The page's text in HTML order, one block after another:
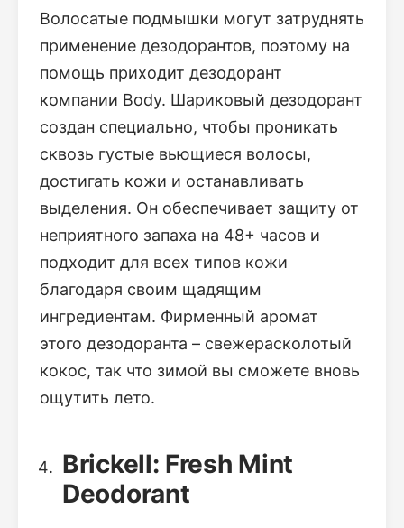
Волосатые подмышки могут затруднять
применение дезодорантов, поэтому на
помощь приходит дезодорант
компании Body. Шариковый дезодорант
создан специально, чтобы проникать
сквозь густые вьющиеся волосы,
достигать кожи и останавливать
выделения. Он обеспечивает защиту от
неприятного запаха на 48+ часов и
подходит для всех типов кожи
благодаря своим щадящим
ингредиентам. Фирменный аромат
этого дезодоранта – свежерасколотый
кокос, так что зимой вы сможете вновь
ощутить лето.
Brickell: Fresh Mint
Deodorant